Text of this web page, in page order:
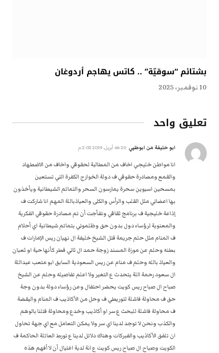
بشتائم “سوقيّة” .. كاتس يهاجم أردوغان
10 نوفمبر، 2025
تعليق واحد
ابو خليفة من ابوظبي 20 أبريل، 2019 2:02 م
انا مواطن خليجي اخاف من المطالبة لحقوقي واخاف من الاضطهاد
والقمع ومصادرة حقوقي ف دولة الخوارج الكفرة التي تستعين
بمسحين اسيوين سحرة يمارسون السحر والتمائم الشيطانية ويأخذون
بها اعضائي مثل القلب والرأس والكلى والعياذباللة المهم انا شاركت ف
إذاعة خليجية ف برنامج ثقافي وتفأجت أن تم مصادرة حقوقي الفكرية
والمعنوية لرؤساء دول بدون حق وظلموني بتمائم شيطانية اي أحلام
ف المنام مثل حلم جريمة قتل الشيخ خليفة ال نهيان ريس الإمارات ف
بطنه وحلم عن موزة المسند زوجة حمد ال ثاني قطر كأنها حية او ثعبان
والعياذ بالله وحلم ف منام عن ريس السعودية السابق ابو متعب عبداللة
ال سعود رحمة اللة يتحدث ع التغير ولا اعلم تفاصيله وحلم عن الشيخ
صباح ال صباح ريس كويت يحضر احتفال وعن رؤساء دولة بدون وجة
حق ف محاولة فاشلة لتوريطي ف وحل من الأكاذيب ف المنام واليقضة
ف محاولة فاشلة للبحث ع سر او أكاذيب وخدع ومحاولة قتلنا بالوهم
والكذب ونحن لا توجد لدينا اي سر ولا يمكن التعامل مع اي جهة تحاول
ان تلفق الأكاذيب والفبركات وهناك دلائل لدينا ع تورط العائلة الحاكمة ف
الكويت وصباح ال صباح ريس كويت ع انة لدية اغتيال أن لا أفهم هذه